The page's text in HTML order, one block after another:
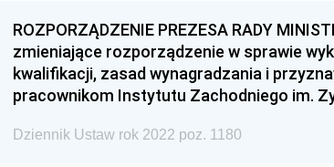
ROZPORZĄDZENIE PREZESA RADY
zmieniające rozporządzenie w sprawie
kwalifikacji, zasad wynagradzania i
pracownikom Instytutu Zachodniego im.
Dziennik Ustaw rok 2022 poz. 1180